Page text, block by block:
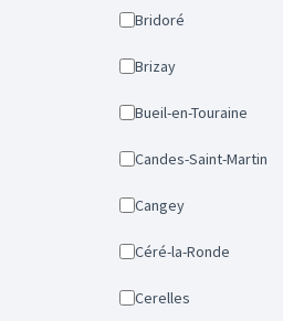
Bridoré
Brizay
Bueil-en-Touraine
Candes-Saint-Martin
Cangey
Céré-la-Ronde
Cerelles